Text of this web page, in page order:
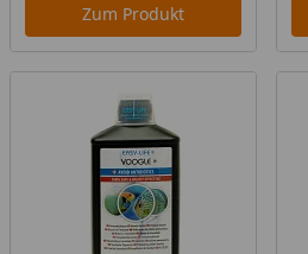
Zum Produkt